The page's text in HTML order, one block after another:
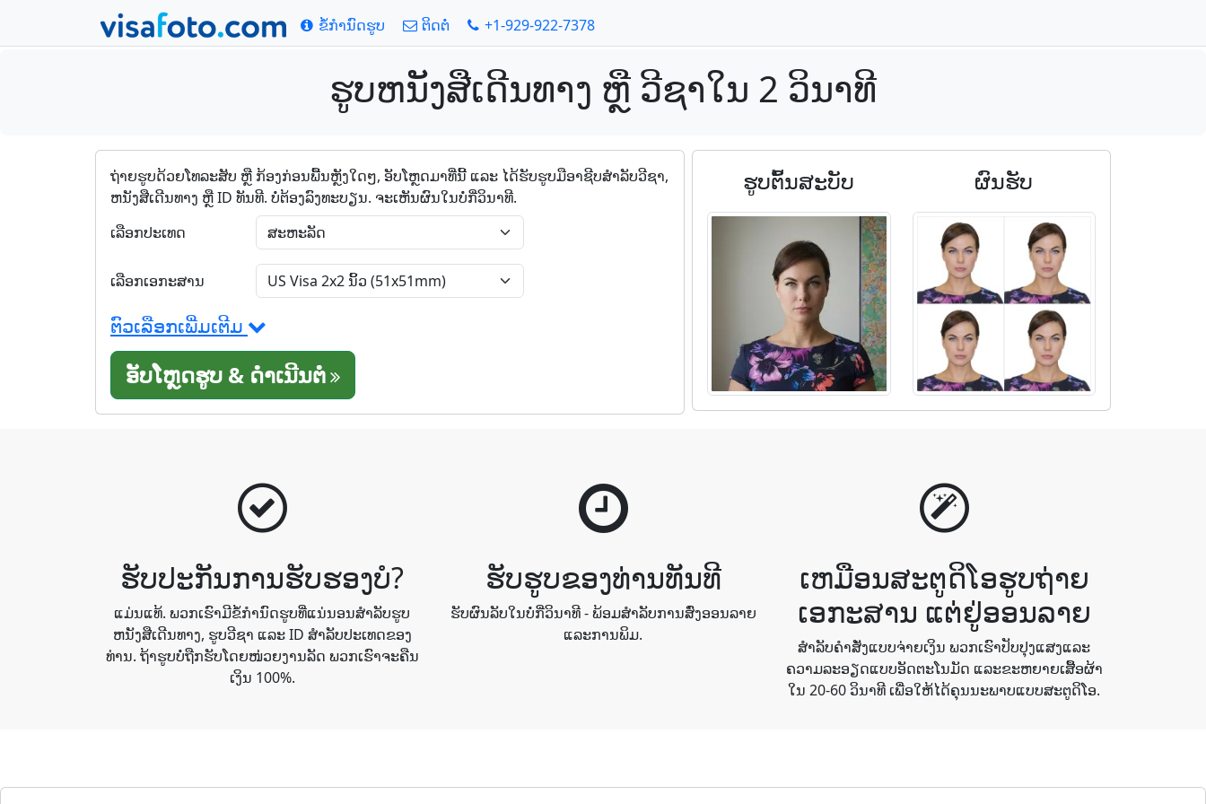
ຂໍ້ກໍານົດຮູບ ຕິດຕໍ່ +1-929-922-7378
ຮູບຫນັງສືເດີນທາງ ຫຼື ວີຊາໃນ 2 ວິນາທີ
ຖ່າຍຮູບດ້ວຍໂທລະສັບ ຫຼື ກ້ອງກ່ອນພື້ນຫຼັງໃດໆ, ອັບໂຫຼດມາທີ່ນີ້ ແລະ ໄດ້ຮັບຮູບມືອາຊີບສໍາລັບວີຊາ,
ຫນັງສືເດີນທາງ ຫຼື ID ທັນທີ. ບໍ່ຕ້ອງລົງທະບຽນ. ຈະເຫັນຜົນໃນບໍ່ກີ່ວິນາທີ.
ເລືອກປະເທດ
ເລືອກເອກະສານ
ຕົວເລືອກເພີ່ມເຕີມ
ອັບໂຫຼດຮູບ & ດໍາເນີນຕໍ່
ຮູບຕົ້ນສະບັບ ຜົນຮັບ
ຮັບປະກັນການຮັບຮອງບໍ?
ແມ່ນແທ້. ພວກເຮົາມີຂໍ້ກໍານົດຮູບທີ່ແນ່ນອນສໍາລັບຮູບ
ຫນັງສືເດີນທາງ, ຮູບວີຊາ ແລະ ID ສໍາລັບປະເທດຂອງ
ທ່ານ. ຖ້າຮູບບໍ່ຖືກຮັບໂດຍໜ່ວຍງານລັດ ພວກເຮົາຈະຄືນ
ເງິນ 100%.
ຮັບຮູບຂອງທ່ານທັນທີ
ຮັບຜົນລັບໃນບໍ່ກີ່ວິນາທີ - ພ້ອມສໍາລັບການສົ່ງອອນລາຍ
ແລະການພິມ.
ເຫມືອນສະຕູດິໂອຮູບຖ່າຍ
ເອກະສານ ແຕ່ຢູ່ອອນລາຍ
ສໍາລັບຄໍາສັ່ງແບບຈ່າຍເງິນ ພວກເຮົາປັບປຸງແສງແລະ
ຄວາມລະອຽດແບບອັດຕະໂນມັດ ແລະຂະຫຍາຍເສື້ອຜ້າ
ໃນ 20-60 ວິນາທີ ເພື່ອໃຫ້ໄດ້ຄຸນນະພາບແບບສະຕູດິໂອ.